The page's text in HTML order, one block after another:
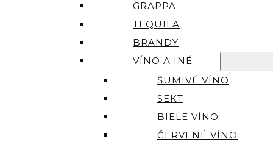
GRAPPA
TEQUILA
BRANDY
VÍNO A INÉ
ŠUMIVÉ VÍNO
SEKT
BIELE VÍNO
ČERVENÉ VÍNO